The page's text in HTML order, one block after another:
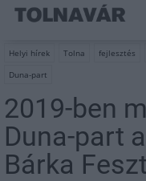
Helyi hírek Tolna fejlesztés
Duna-part
2019-ben
Duna-part
Bárka